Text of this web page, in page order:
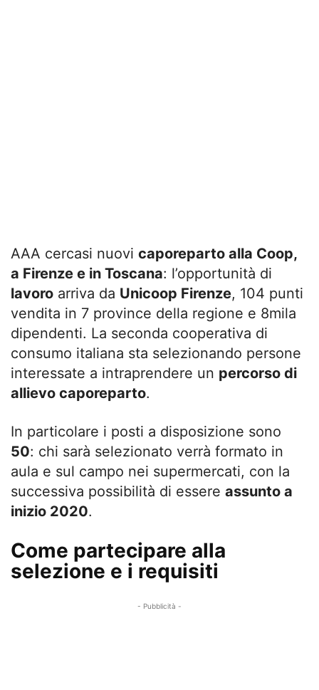
AAA cercasi nuovi caporeparto alla Coop,
a Firenze e in Toscana: l’opportunità di
lavoro arriva da Unicoop Firenze, 104 punti
vendita in 7 province della regione e 8mila
dipendenti. La seconda cooperativa di
consumo italiana sta selezionando persone
interessate a intraprendere un percorso di
allievo caporeparto.
In particolare i posti a disposizione sono
50: chi sarà selezionato verrà formato in
aula e sul campo nei supermercati, con la
successiva possibilità di essere assunto a
inizio 2020.
Come partecipare alla
selezione e i requisiti
- Pubblicità -